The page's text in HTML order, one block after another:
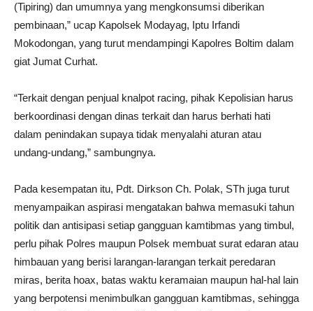
(Tipiring) dan umumnya yang mengkonsumsi diberikan
pembinaan,” ucap Kapolsek Modayag, Iptu Irfandi
Mokodongan, yang turut mendampingi Kapolres Boltim dalam
giat Jumat Curhat.
“Terkait dengan penjual knalpot racing, pihak Kepolisian harus
berkoordinasi dengan dinas terkait dan harus berhati hati
dalam penindakan supaya tidak menyalahi aturan atau
undang-undang,” sambungnya.
Pada kesempatan itu, Pdt. Dirkson Ch. Polak, STh juga turut
menyampaikan aspirasi mengatakan bahwa memasuki tahun
politik dan antisipasi setiap gangguan kamtibmas yang timbul,
perlu pihak Polres maupun Polsek membuat surat edaran atau
himbauan yang berisi larangan-larangan terkait peredaran
miras, berita hoax, batas waktu keramaian maupun hal-hal lain
yang berpotensi menimbulkan gangguan kamtibmas, sehingga